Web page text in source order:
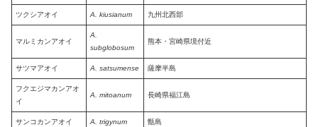
ツクシアオイ A. kiusianum 九州北西部
マルミカンアオイ
A.
subglobosum
熊本・宮崎県境付近
サツマアオイ A. satsumense 薩摩半島
フクエジマカンアオ
イ
A. mitoanum 長崎県福江島
サンコカンアオイ A. trigynum 甑島